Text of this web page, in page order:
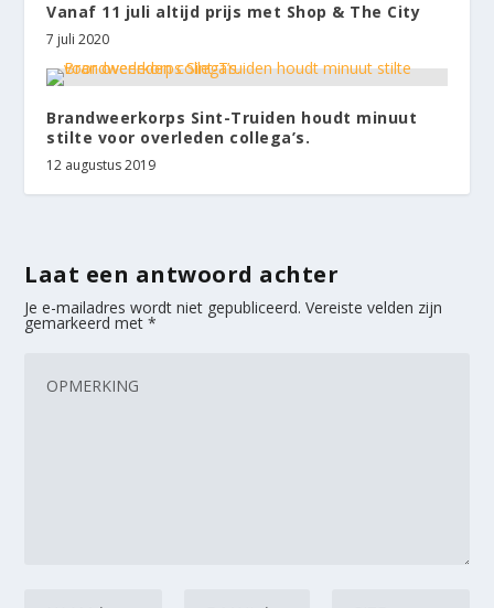
Vanaf 11 juli altijd prijs met Shop & The City
7 juli 2020
Brandweerkorps Sint-Truiden houdt minuut
stilte voor overleden collega’s.
12 augustus 2019
Laat een antwoord achter
Je e-mailadres wordt niet gepubliceerd. Vereiste velden zijn
gemarkeerd met*